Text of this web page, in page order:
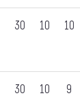
30 10 10
30 10 9